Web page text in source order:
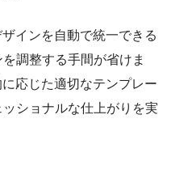
インを自動で統一できる
調整する手間が省けま
応じた適切なテンプレー
ショナルな仕上がりを実